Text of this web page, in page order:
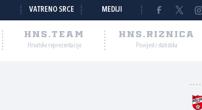
VATRENO SRCE MEDIJI
HNS.TEAM
Hrvatske reprezentacije
HNS.RIZNICA
Povijest i statistika